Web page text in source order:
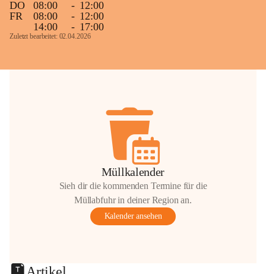
DO
08:00 - 12:00
FR
08:00 - 12:00
14:00
- 17:00
Zuletzt bearbeitet: 02.04.2026
Müllkalender
Sieh dir die kommenden Termine für die
Müllabfuhr in deiner Region an.
Kalender ansehen